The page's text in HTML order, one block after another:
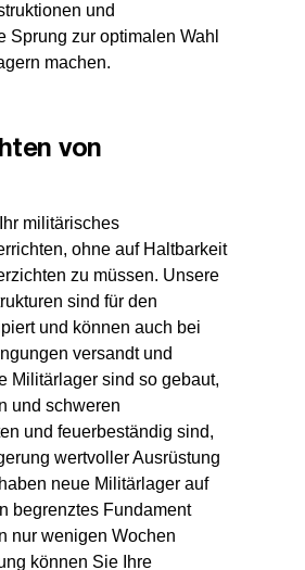
und
Sprung zur optimalen Wahl
machen.
von
militärisches
ohne auf Haltbarkeit
zu müssen. Unsere
sind für den
und können auch bei
versandt und
Militärlager sind so gebaut,
und schweren
und feuerbeständig sind,
wertvoller Ausrüstung
neue Militärlager auf
begrenztes Fundament
nur wenigen Wochen
können Sie Ihre